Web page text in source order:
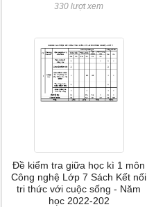
330 lượt xem
Đề kiểm tra giữa học kì 1 môn
Công nghệ Lớp 7 Sách Kết nối
tri thức với cuộc sống - Năm
học 2022-202